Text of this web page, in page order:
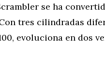
se ha
tres cilindradas
evoluciona en dos